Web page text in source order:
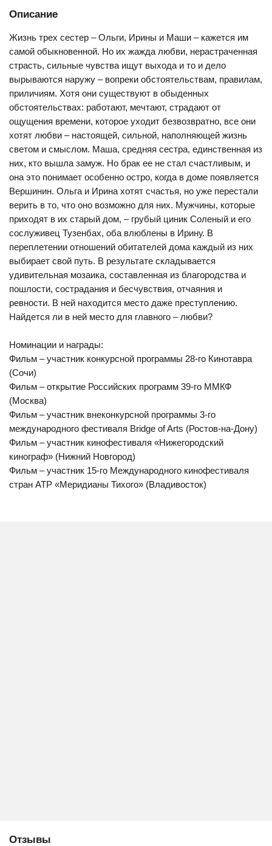
Описание
Жизнь трех сестер – Ольги, Ирины и Маши – кажется им
самой обыкновенной. Но их жажда любви, нерастраченная
страсть, сильные чувства ищут выхода и то и дело
вырываются наружу – вопреки обстоятельствам, правилам,
приличиям. Хотя они существуют в обыденных
обстоятельствах: работают, мечтают, страдают от
ощущения времени, которое уходит безвозвратно, все они
хотят любви – настоящей, сильной, наполняющей жизнь
светом и смыслом. Маша, средняя сестра, единственная из
них, кто вышла замуж. Но брак ее не стал счастливым, и
она это понимает особенно остро, когда в доме появляется
Вершинин. Ольга и Ирина хотят счастья, но уже перестали
верить в то, что оно возможно для них. Мужчины, которые
приходят в их старый дом, – грубый циник Соленый и его
сослуживец Тузенбах, оба влюблены в Ирину. В
переплетении отношений обитателей дома каждый из них
выбирает свой путь. В результате складывается
удивительная мозаика, составленная из благородства и
пошлости, сострадания и бесчувствия, отчаяния и
ревности. В ней находится место даже преступлению.
Найдется ли в ней место для главного – любви?
Номинации и награды:
Фильм – участник конкурсной программы 28-го Кинотавра
(Сочи)
Фильм – открытие Российских программ 39-го ММКФ
(Москва)
Фильм – участник внеконкурсной программы 3-го
международного фестиваля Bridge of Arts (Ростов-на-Дону)
Фильм – участник кинофестиваля «Нижегородский
кинограф» (Нижний Новгород)
Фильм – участник 15-го Международного кинофестиваля
стран АТР «Меридианы Тихого» (Владивосток)
Отзывы